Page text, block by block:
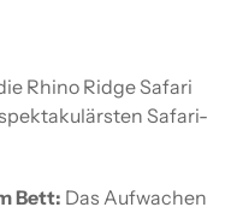
Rhino Ridge Safari
Safari-
Bett: Das Aufwachen